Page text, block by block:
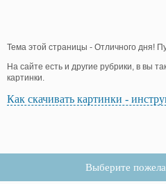
Тема этой страницы - Отличного дня!
На сайте есть и другие рубрики, в вы
картинки.
Как скачивать картинки -
Выберите